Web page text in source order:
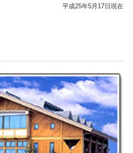
平成25年5月17日現在